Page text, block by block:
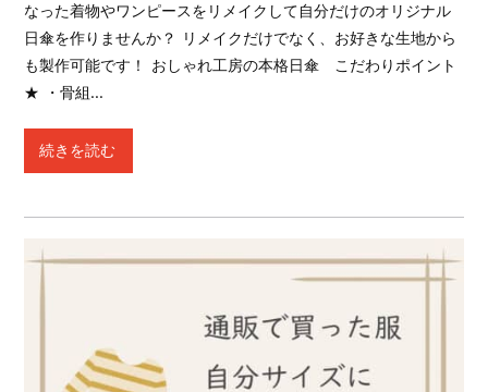
なった着物やワンピースをリメイクして自分だけのオリジナル
日傘を作りませんか？ リメイクだけでなく、お好きな生地から
も製作可能です！ おしゃれ工房の本格日傘 こだわりポイント
★ ・骨組…
続きを読む